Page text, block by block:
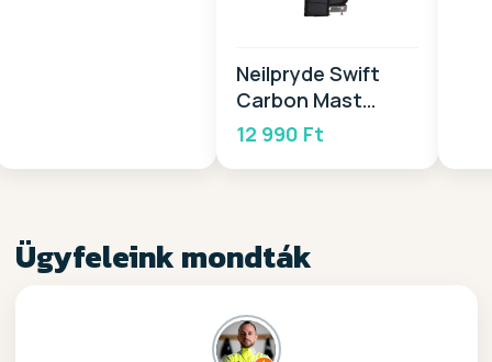
Neilpryde Swift
Carbon Mast
Cover 2026
12 990 Ft
Ügyfeleink mondták